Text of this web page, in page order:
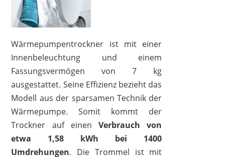
Wärmepumpentrockner ist mit einer
Innenbeleuchtung und einem
Fassungsvermögen von 7 kg
ausgestattet. Seine Effizienz bezieht das
Modell aus der sparsamen Technik der
Wärmepumpe. Somit kommt der
Trockner auf einenVerbrauch von
etwa 1,58 kWh bei 1400
Umdrehungen. Die Trommel ist mit